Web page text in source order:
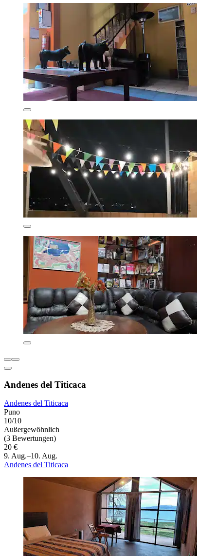
Andenes del Titicaca
Andenes del Titicaca
Puno
10/10
Außergewöhnlich
(3 Bewertungen)
20 €
9. Aug.–10. Aug.
Andenes del Titicaca